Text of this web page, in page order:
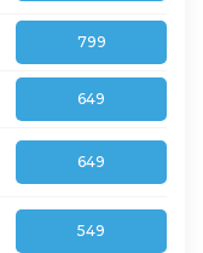
799
649
649
549